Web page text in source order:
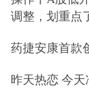
病去如抽丝
证指数和深
盘，因为今
调整，划重点
药捷安康首款
昨天热恋 今